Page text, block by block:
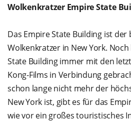
Wolkenkratzer Empire State
Das Empire State Building ist
Wolkenkratzer in New York.
State Building immer mit den
Kong-Films in Verbindung
schon lange nicht mehr der
New York ist, gibt es für das
wie vor ein großes touristisches